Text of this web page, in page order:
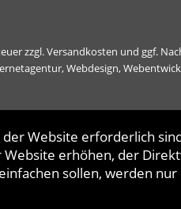
zzgl.Versandkosten und ggf.
Webdesign,
Website erforderlich
erhöhen, der
sollen, werden